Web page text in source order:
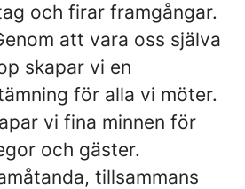
och firar framgångar.
att vara oss själva
skapar vi en
för alla vi möter.
vi fina minnen för
och gäster.
tillsammans